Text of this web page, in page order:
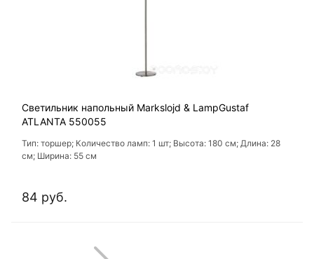
Светильник напольный Markslojd & LampGustaf
ATLANTA 550055
Тип: торшер; Количество ламп: 1 шт; Высота: 180 см; Длина: 28
см; Ширина: 55 см
84 руб.